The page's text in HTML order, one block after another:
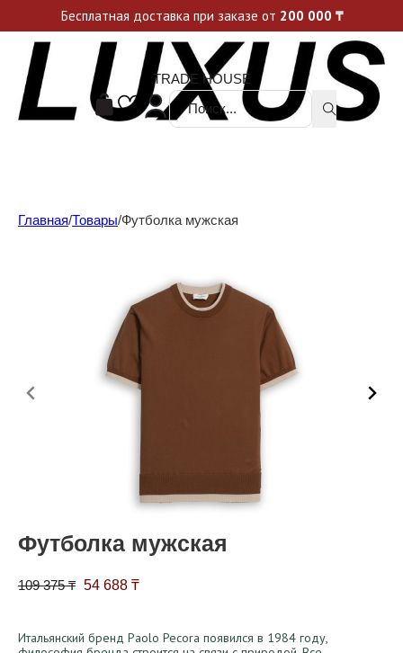
Уникальные акции и спецпредложения каждую неделю, не пропусти свой шанс
TRADE HOUSE
Поиск ...
Главная/Товары/Футболка мужская
Футболка мужская
109 375₸ Первоначальная цена составляла 109 375 ₸.
54 688 ₸Текущая цена: 54 688 ₸.
Итальянский бренд Paolo Pecora появился в 1984 году,
Бесплатная доставка при заказе от 200 000 ₸